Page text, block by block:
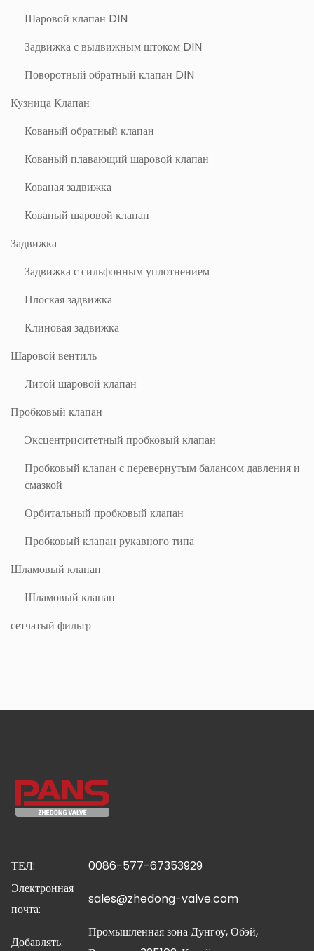
Шаровой клапан DIN
Задвижка с выдвижным штоком DIN
Поворотный обратный клапан DIN
Кузница Клапан
Кованый обратный клапан
Кованый плавающий шаровой клапан
Кованая задвижка
Кованый шаровой клапан
Задвижка
Задвижка с сильфонным уплотнением
Плоская задвижка
Клиновая задвижка
Шаровой вентиль
Литой шаровой клапан
Пробковый клапан
Эксцентриситетный пробковый клапан
Пробковый клапан с перевернутым балансом давления и
смазкой
Орбитальный пробковый клапан
Пробковый клапан рукавного типа
Шламовый клапан
Шламовый клапан
сетчатый фильтр
ТЕЛ:
0086-577-67353929
Электронная
почта:
sales@zhedong-valve.com
Добавлять:
Промышленная зона Дунгоу, Обэй,